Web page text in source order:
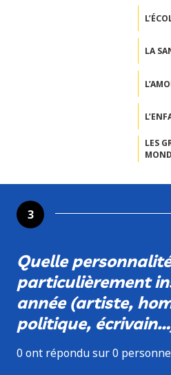
LA
LES
3
Quelle
particulièrement
année (artiste,
politique,
0 ont répondu sur 0